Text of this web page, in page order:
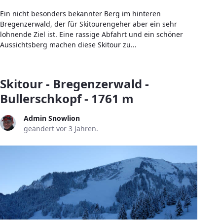
Ein nicht besonders bekannter Berg im hinteren
Bregenzerwald, der für Skitourengeher aber ein sehr
lohnende Ziel ist. Eine rassige Abfahrt und ein schöner
Aussichtsberg machen diese Skitour zu...
Skitour - Bregenzerwald -
Bullerschkopf - 1761 m
Admin Snowlion
geändert vor 3 Jahren.